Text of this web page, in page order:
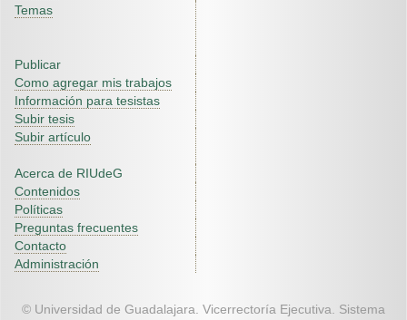
Temas
Publicar
Como agregar mis trabajos
Información para tesistas
Subir tesis
Subir artículo
Acerca de RIUdeG
Contenidos
Políticas
Preguntas frecuentes
Contacto
Administración
© Universidad de Guadalajara. Vicerrectoría Ejecutiva. Sistema